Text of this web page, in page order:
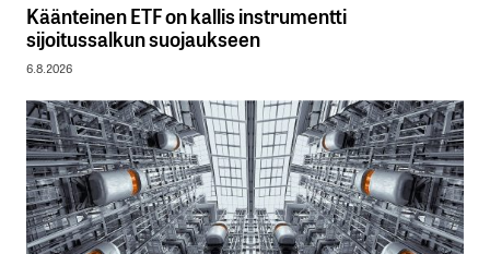
Käänteinen ETF on kallis instrumentti
sijoitussalkun suojaukseen
6.8.2026